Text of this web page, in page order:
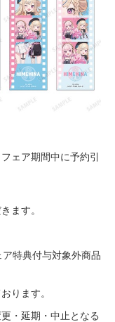
ェア期間中に予約引
ます。
特典付与対象外商品
ります。
・延期・中止となる